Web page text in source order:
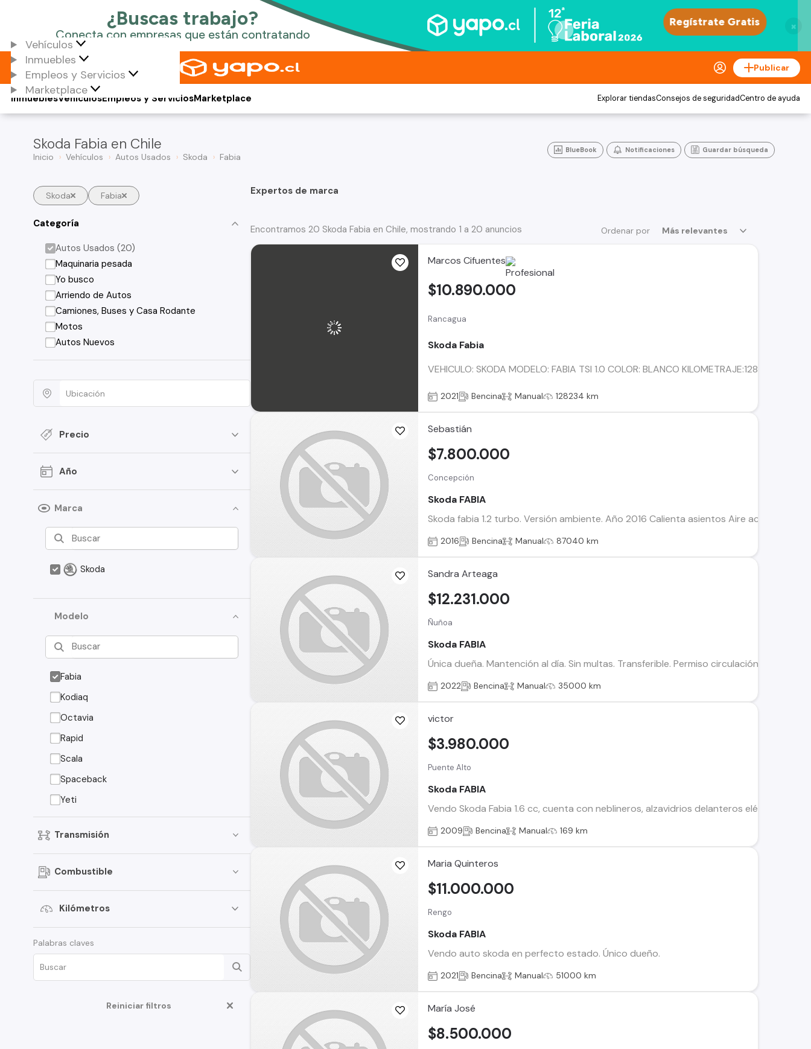
×
Vehículos
Inmuebles
Empleos y Servicios
Marketplace
Publicar
Vehículos
Inmuebles Empleos y ServiciosMarketplace Explorar tiendasConsejos de seguridadCentro de ayuda
Skoda Fabia en Chile
Inicio Vehículos Autos Usados Skoda Fabia
BlueBook Notificaciones Guardar búsqueda
Skoda Fabia
Categoría
Autos Usados (20)
Maquinaria pesada
Yo busco
Arriendo de Autos
Camiones, Buses y Casa Rodante
Motos
Autos Nuevos
Precio
Año
Marca
Skoda
Modelo
Fabia
Kodiaq
Octavia
Rapid
Scala
Spaceback
Yeti
Transmisión
Combustible
Kilómetros
Palabras claves
Reiniciar filtros
Expertos de marca
Ordenar por Más relevantes
Encontramos 20 Skoda Fabia en Chile, mostrando 1 a 20 anuncios
Marcos Cifuentes
Rancagua
Skoda Fabia
VEHICULO: SKODA MODELO: FABIA TSI 1.0 COLOR: BLANCO KILOMETRAJE:128.234
$10.890.000
2021 Bencina Manual 128234 km
Sebastián
Concepción
Skoda FABIA
Skoda fabia 1.2 turbo. Versión ambiente. Año 2016 Calienta asientos Aire
$7.800.000
2016 Bencina Manual 87040 km
Sandra Arteaga
Ñuñoa
Skoda FABIA
Única dueña. Mantención al día. Sin multas. Transferible. Permiso circulación y SOAP
$12.231.000
2022 Bencina Manual 35000 km
victor
Puente Alto
Skoda FABIA
Vendo Skoda Fabia 1.6 cc, cuenta con neblineros, alzavidrios delanteros eléctricos,
$3.980.000
2009 Bencina Manual 169 km
Maria Quinteros
Rengo
Skoda FABIA
Vendo auto skoda en perfecto estado. Único dueño.
$11.000.000
2021 Bencina Manual 51000 km
María José
$8.500.000